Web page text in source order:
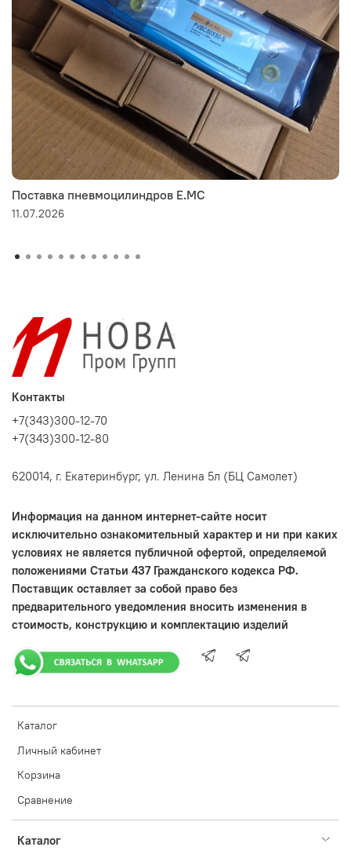
Поставка пневмоцилиндров E.MC
11.07.2026
Каталог
Личный кабинет
Корзина
Сравнение
Каталог
Контакты
+7(343)300-12-70
+7(343)300-12-80
620014, г. Екатеринбург, ул. Ленина 5л (БЦ Самолет)
Информация на данном интернет-сайте носит
исключительно ознакомительный характер и ни при каких
условиях не является публичной офертой, определяемой
положениями Статьи 437 Гражданского кодекса РФ.
Поставщик оставляет за собой право без
предварительного уведомления вносить изменения в
стоимость, конструкцию и комплектацию изделий